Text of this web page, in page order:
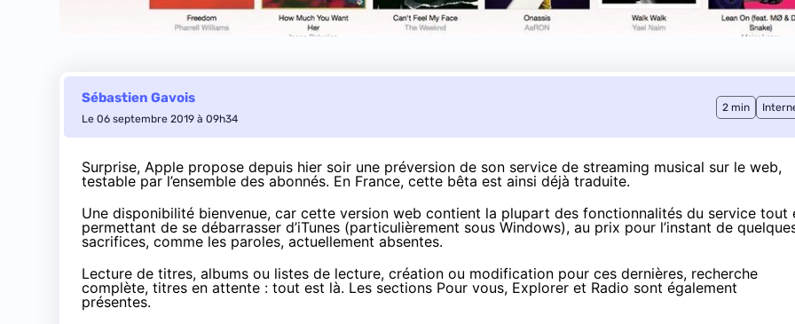
Sébastien Gavois
Le 06 septembre 2019 à 09h34
2 min
Surprise, Apple propose depuis hier soir une préversion de son service de streaming musical sur le web,
testable par l’ensemble des abonnés. En France, cette bêta est ainsi déjà traduite.
Une disponibilité bienvenue, car cette version web contient la plupart des fonctionnalités du service tout
permettant de se débarrasser d’iTunes (particulièrement sous Windows), au prix pour l’instant de
sacrifices, comme les paroles, actuellement absentes.
Lecture de titres, albums ou listes de lecture, création ou modification pour ces dernières, recherche
complète, titres en attente : tout est là. Les sections Pour vous, Explorer et Radio sont également
présentes.